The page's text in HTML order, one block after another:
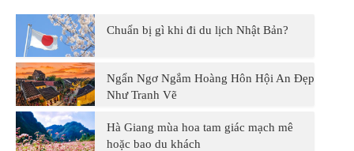
Chuẩn bị gì khi đi du lịch Nhật Bản?
Ngẩn Ngơ Ngắm Hoàng Hôn Hội An Đẹp
Như Tranh Vẽ
Hà Giang mùa hoa tam giác mạch mê
hoặc bao du khách